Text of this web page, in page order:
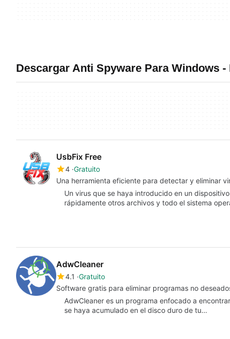
Descargar Anti Spyware Para Windows
UsbFix Free
4 Gratuito
Una herramienta eficiente para detectar y eliminar
Un virus que se haya introducido en un
rápidamente otros archivos y todo el sistema
AdwCleaner
4.1 Gratuito
Software gratis para eliminar programas no
AdwCleaner es un programa enfocado a
se haya acumulado en el disco duro de tu…